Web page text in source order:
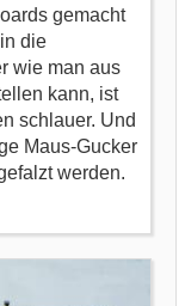
gemacht
die
wie man aus
kann, ist
schlauer. Und
Maus-Gucker
werden.